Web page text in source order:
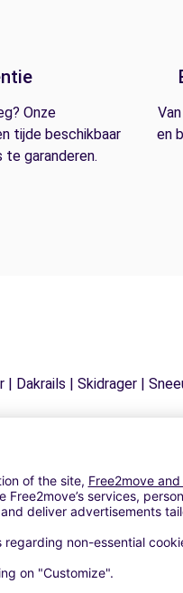
Onze
tijde beschikbaar
te garanderen.
en
| Skidrager |